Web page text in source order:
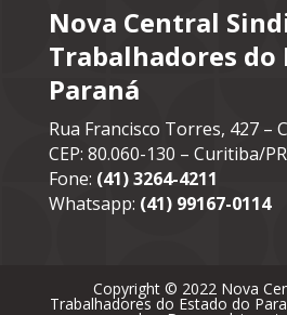
Nova Central
Trabalhadores do
Paraná
Rua Francisco Torres, 427 –
CEP: 80.060-130 – Curitiba/PR
Fone: (41) 3264-4211
Whatsapp: (41) 99167-0114
Copyright © 2022 Nova
Trabalhadores do Estado do